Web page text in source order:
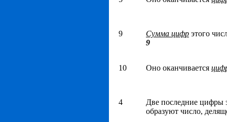
9 Сумма цифр этого
9
10 Оно оканчивается
4
Две последние цифры
образуют число,